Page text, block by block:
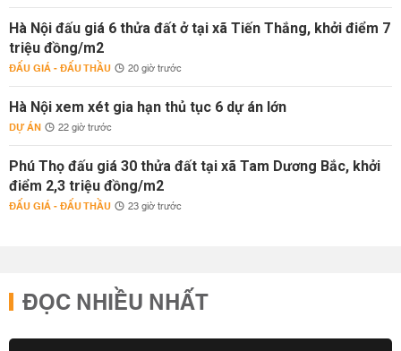
Hà Nội đấu giá 6 thửa đất ở tại xã Tiến Thắng, khởi điểm 7
triệu đồng/m2
ĐẤU GIÁ - ĐẤU THẦU 20 giờ trước
Hà Nội xem xét gia hạn thủ tục 6 dự án lớn
DỰ ÁN 22 giờ trước
Phú Thọ đấu giá 30 thửa đất tại xã Tam Dương Bắc, khởi
điểm 2,3 triệu đồng/m2
ĐẤU GIÁ - ĐẤU THẦU 23 giờ trước
ĐỌC NHIỀU NHẤT